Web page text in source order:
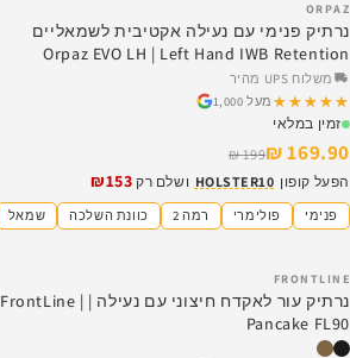
SALE
ORPAZ
נרתיק פנימי עם נעילה אקטיבית לשמאליים
Orpaz EVO LH | Left Hand IWB Retention
משלוח UPS מהיר
★★★★★
★★★★★ מעל 1,000
זמין במלאי
169.90 ₪
199 ₪
הפעל קופון HOLSTER10 ושלם רק ₪153
פנימי פולימרי רמה 2 כוונת השלכה שמאל
SALE
FRONTLINE
נרתיק עור לאקדח חיצוני עם נעילה | FrontLine |
Pancake FL90